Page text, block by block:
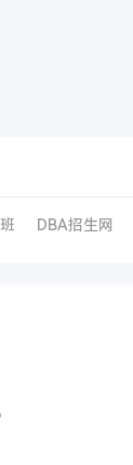
DBA招生网